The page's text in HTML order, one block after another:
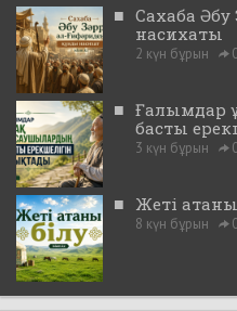
■ Сахаба Әбу
насихаты
2 күн бұрын
■ Ғалымдар
басты
3 күн бұрын
■ Жеті
8 күн бұрын